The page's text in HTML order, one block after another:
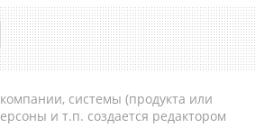
системы (продукта или
и т.п. создается редактором